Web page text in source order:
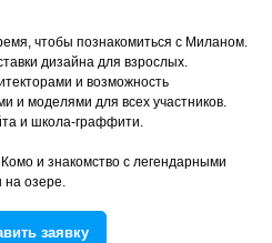
чтобы познакомиться с Миланом.
дизайна для взрослых.
и возможность
и моделями для всех участников.
и школа-граффити.
и знакомство с легендарными
на озере.
заявку